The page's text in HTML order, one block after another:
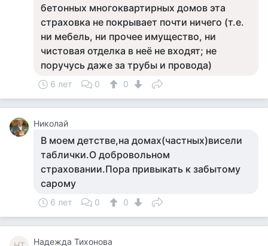
бетонных многоквартирных домов эта
страховка не покрывает почти ничего (т.е.
ни мебель, ни прочее имущество, ни
чистовая отделка в неё не входят; не
поручусь даже за трубы и провода)
6 лет 0 0
Николай
В моем детстве,на домах(частных)висели
таблички.О добровольном
страховании.Пора привыкать к забытому
сарому
6 лет 0 0
Надежда Тихонова